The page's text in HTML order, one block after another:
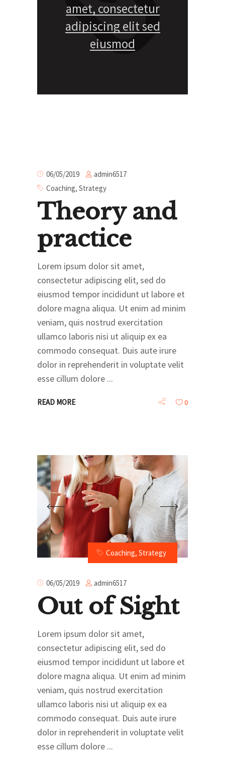
amet, consectetur
adipiscing elit sed
eiusmod
06/05/2019
admin6517
Coaching, Strategy
Theory and
practice
Lorem ipsum dolor sit amet,
consectetur adipiscing elit, sed do
eiusmod tempor incididunt ut labore et
dolore magna aliqua. Ut enim ad minim
veniam, quis nostrud exercitation
ullamco laboris nisi ut aliquip ex ea
commodo consequat. Duis aute irure
dolor in reprehenderit in voluptate velit
esse cillum dolore
READ MORE 0
Coaching, Strategy
06/05/2019 admin6517
Out of Sight
Lorem ipsum dolor sit amet,
consectetur adipiscing elit, sed do
eiusmod tempor incididunt ut labore et
dolore magna aliqua. Ut enim ad minim
veniam, quis nostrud exercitation
ullamco laboris nisi ut aliquip ex ea
commodo consequat. Duis aute irure
dolor in reprehenderit in voluptate velit
esse cillum dolore